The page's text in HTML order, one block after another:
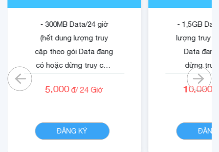
- 300MB Data/24 giờ
(hết dung lượng truy
cập theo gói Data đang
có hoặc dừng truy cập
- Cộng 500 RUBY.
5.000đ/ 24 Giờ
ĐĂNG KÝ
- 1,5GB
lượng truy
Data
dừng truy
không
- Quyền lợi
10.000
ĐĂNG